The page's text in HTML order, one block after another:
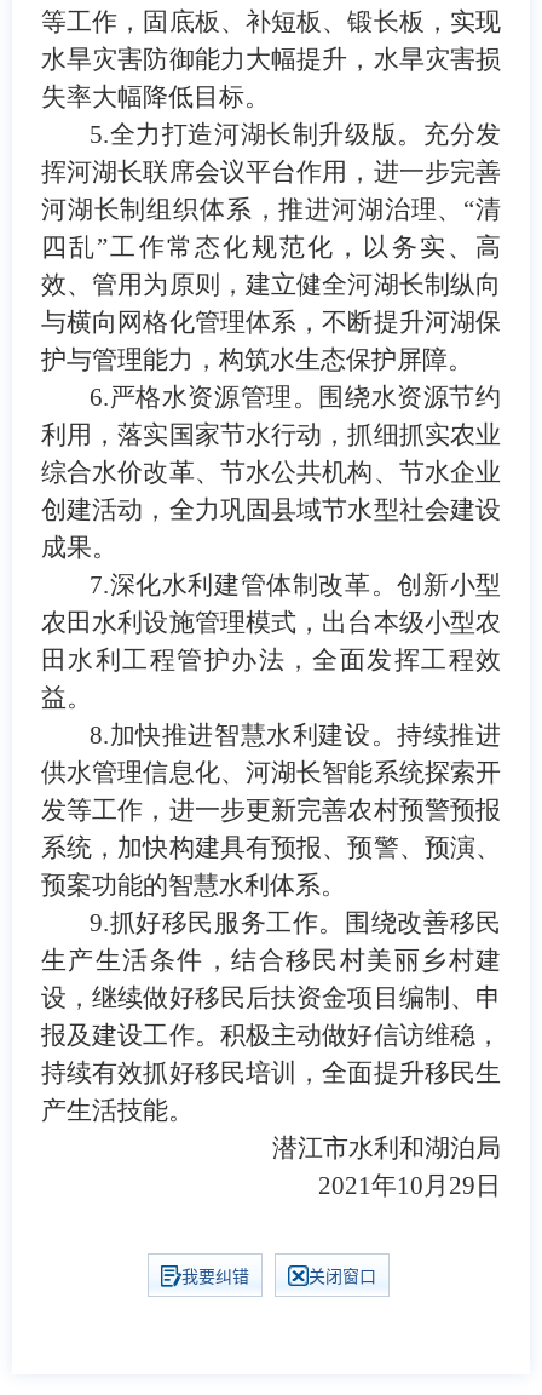
等工作，固底板、补短板、锻长板，实现
水旱灾害防御能力大幅提升，水旱灾害损
失率大幅降低目标。
5.全力打造河湖长制升级版。 充分发
挥河湖长联席会议平台作用，进一步完善
河湖长制组织体系，推进河湖治理、 “清
四乱”工作常态化规范化，以务实、高
效、管用为原则，建立健全河湖长制纵向
与横向网格化管理体系，不断提升河湖保
护与管理能力，构筑水生态保护屏障。
6.严格水资源管理。
围绕水资源节约
利用，落实国家节水行动，抓细抓实农业
综合水价改革、节水公共机构、节水企业
创建活动 ， 全力巩固县域节水型社会建设
成果。
7.深化水利建管体制改革。创新小型
农田水利设施管理模式，出台本级小型农
田水利工程管护办法 ，全面发挥工程效
益。
8.加快推进智慧水利建设。持续推进
供水管理信息化、河湖长智能系统探索开
发等工作，进一步更新完善农村预警预报
系统，加快构建具有预报、预警、预演、
预案功能的智慧水利体系。
9.抓好移民服务工作。
围绕改善移民
生产生活条件，结合移民村美丽乡村建
设，继续做好移民后扶资金项目编制、申
报及建设工作。积极主动做好信访维稳，
持续有效抓好移民培训，全面提升移民生
产生活技能。
潜江市水利和湖泊局
2021年10月 29 日
我要纠错 关闭窗口